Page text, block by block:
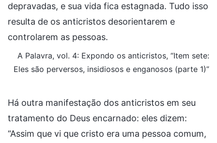
depravadas, e sua vida fica estagnada. Tudo isso
resulta de os anticristos desorientarem e
controlarem as pessoas.
A Palavra, vol. 4: Expondo os anticristos, “Item sete:
Eles são perversos, insidiosos e enganosos (parte 1)”
Há outra manifestação dos anticristos em seu
tratamento do Deus encarnado: eles dizem:
“Assim que vi que cristo era uma pessoa comum,